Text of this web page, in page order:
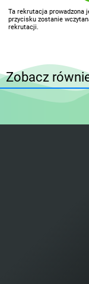
Ta rekrutacja prowadzona
przycisku zostanie
rekrutacji.
Zobacz